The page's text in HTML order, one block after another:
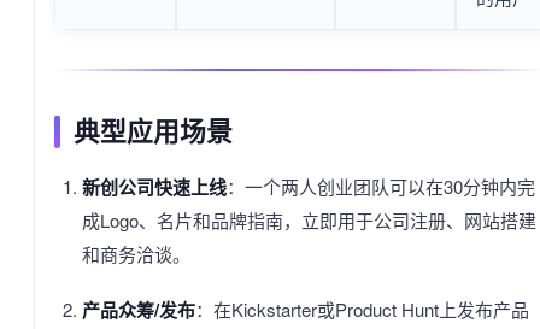
典型应用场景
新创公司快速上线：一个两人创业团队可以在30分钟内完
成Logo、名片和品牌指南，立即用于公司注册、网站搭建
和商务洽谈。
产品众筹/发布：在Kickstarter或Product Hunt上发布产品